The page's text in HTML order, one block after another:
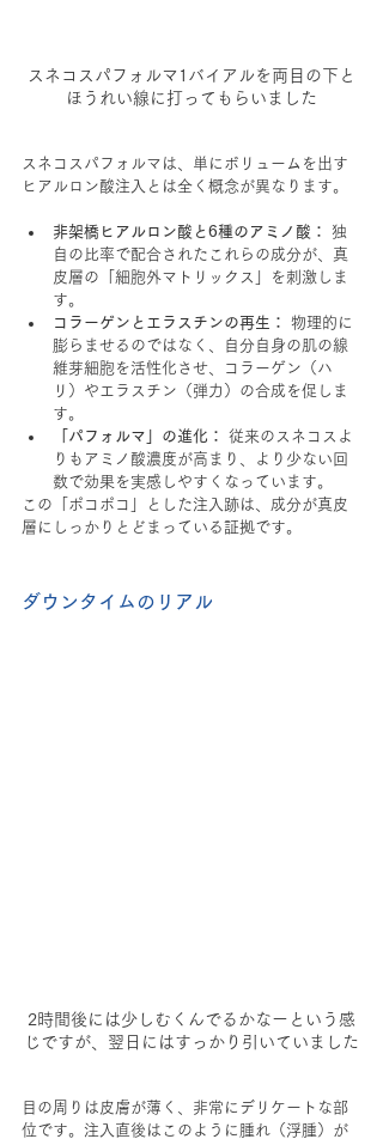
スネコスパフォルマ1バイアルを両目の下と
ほうれい線に打ってもらいました
スネコスパフォルマは、単にボリュームを出す
ヒアルロン酸注入とは全く概念が異なります。
非架橋ヒアルロン酸と6種のアミノ酸：
独
自の比率で配合されたこれらの成分が、真
皮層の「細胞外マトリックス」を刺激しま
す。
コラーゲンとエラスチンの再生：
物理的に
膨らませるのではなく、自分自身の肌の線
維芽細胞を活性化させ、コラーゲン（ハ
リ）やエラスチン（弾力）の合成を促しま
す。
「パフォルマ」の進化：
従来のスネコスよ
りもアミノ酸濃度が高まり、より少ない回
数で効果を実感しやすくなっています。
この「ポコポコ」とした注入跡は、成分が真皮
層にしっかりとどまっている証拠です。
ダウンタイムのリアル
2時間後には少しむくんでるかなーという感
じですが、翌日にはすっかり引いていました
目の周りは皮膚が薄く、非常にデリケートな部
位です。注入直後はこのように腫れ（浮腫）が